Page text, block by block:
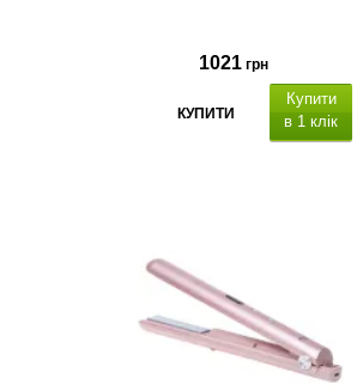
1021 грн
КУПИТИ
Купити
в 1 клік